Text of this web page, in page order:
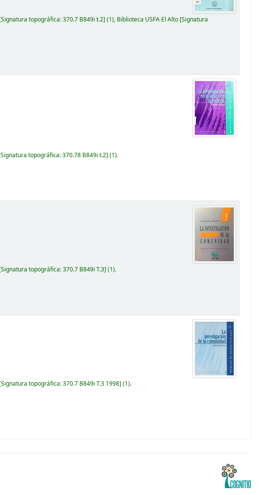
Signatura topográfica:370.7 B849i t.2 (1), Biblioteca USFA El Alto Signatura
Signatura topográfica:370.78 B849i t.2 (1).
Signatura topográfica:370.7 B849i T.3 (1).
Signatura topográfica:370.7 B849i T.3 1998 (1).